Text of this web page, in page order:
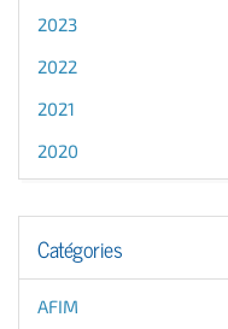
2023
2022
2021
2020
Catégories
AFIM